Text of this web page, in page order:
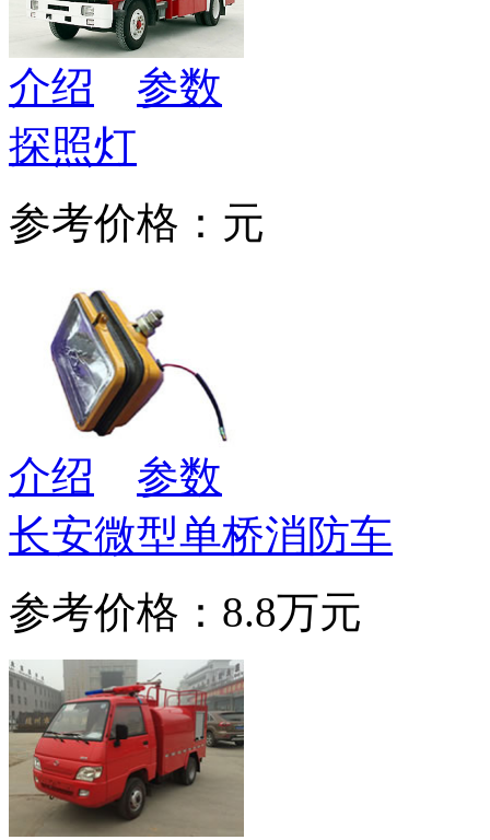
介绍
参数
探照灯
参考价格：元
介绍
参数
长安微型单桥消防车
参考价格：8.8万元